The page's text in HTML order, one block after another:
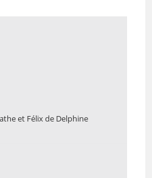
et Félix de Delphine